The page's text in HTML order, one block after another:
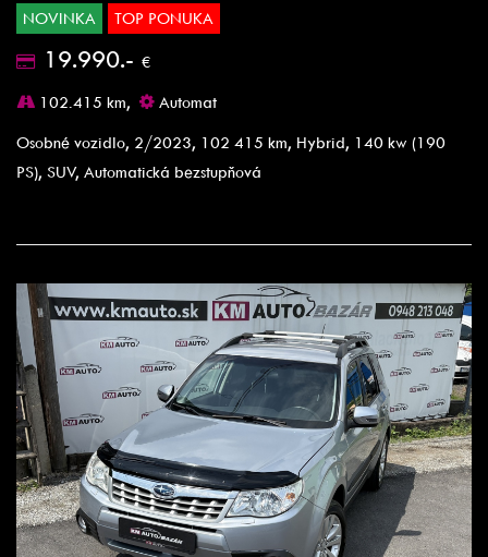
NOVINKA TOP PONUKA
19.990.- €
102.415 km,
Automat
Osobné vozidlo, 2/2023, 102 415 km, Hybrid, 140 kw (190
PS), SUV, Automatická bezstupňová